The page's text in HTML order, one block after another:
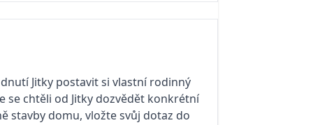
Jitky postavit si vlastní rodinný
se chtěli od Jitky dozvědět konkrétní
stavby domu, vložte svůj dotaz do